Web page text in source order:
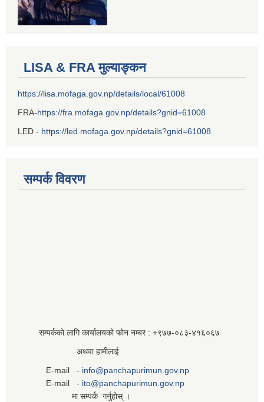
LISA & FRA मुल्याङ्कन
https://lisa.mofaga.gov.np/details/local/61008
FRA-https://fra.mofaga.gov.np/details?gnid=61008
LED - https://led.mofaga.gov.np/details?gnid=61008
सम्पर्क विवरण
सम्पर्कको लागि कार्यालयको फोन नम्बर : +९७७-०८३‍-४१६०६७
अथवा हामीलाई
E-mail - info@panchapurimun.gov.np
E-mail - ito@panchapurimun.gov.np
मा सम्पर्क गर्नुहोस् ।